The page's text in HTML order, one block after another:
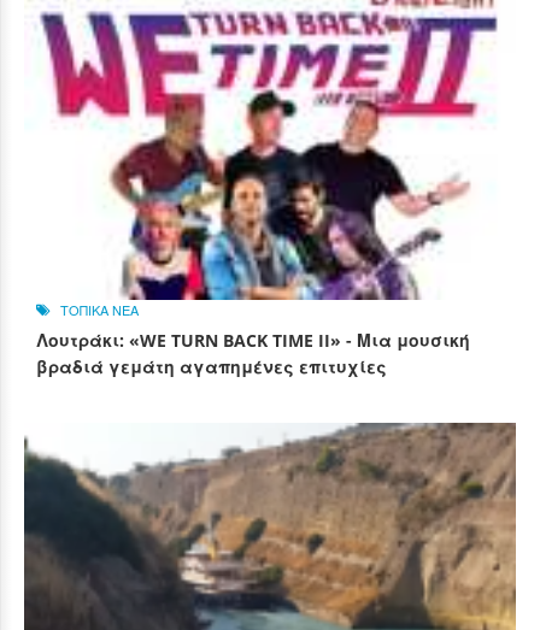
ΤΟΠΙΚΑ ΝΕΑ
Λουτράκι: «WE TURN BACK TIME II» - Μια μουσική
βραδιά γεμάτη αγαπημένες επιτυχίες